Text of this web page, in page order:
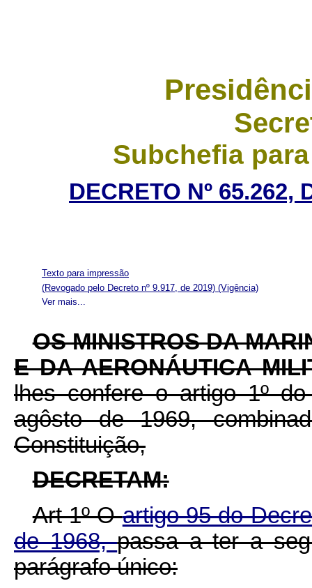
Subchefia
DECRETO Nº 65.262,
Texto para impressão
Ver mais...
(Revogado pelo Decreto nº 9.917, de 2019) (Vigência)
OS MINISTROS DA
E DA AERONÁUTICA
lhes confere o artigo 1º
agôsto de 1969,
Constituição,
DECRETAM:
Art 1º Oartigo 95 do
de 1968,passa a ter a
parágrafo único: